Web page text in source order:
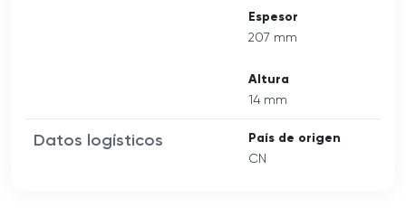
Espesor
207 mm
Altura
14 mm
Datos logísticos País de origen
CN